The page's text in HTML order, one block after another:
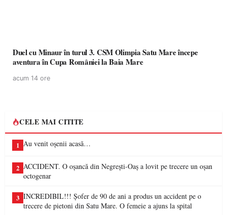
Duel cu Minaur în turul 3. CSM Olimpia Satu Mare începe
aventura în Cupa României la Baia Mare
acum 14 ore
CELE MAI CITITE
1 Au venit oșenii acasă…
2 ACCIDENT. O oșancă din Negrești-Oaș a lovit pe trecere un oșan
octogenar
3 INCREDIBIL!!! Șofer de 90 de ani a produs un accident pe o
trecere de pietoni din Satu Mare. O femeie a ajuns la spital